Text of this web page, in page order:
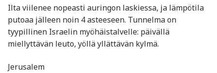
Ilta viilenee nopeasti auringon laskiessa, ja lämpötila
putoaa jälleen noin 4 asteeseen. Tunnelma on
tyypillinen Israelin myöhäistalvelle: päivällä
miellyttävän leuto, yöllä yllättävän kylmä.
Jerusalem